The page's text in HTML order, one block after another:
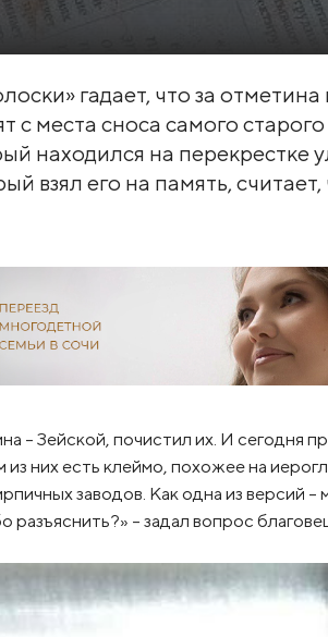
гадает, что за отметина
с места сноса самого старого
находился на перекрестке
взял его на память, считает,
- Зейской, почистил их. И сегодня
них есть клеймо, похожее на
заводов. Как одна из версий -
- задал вопрос